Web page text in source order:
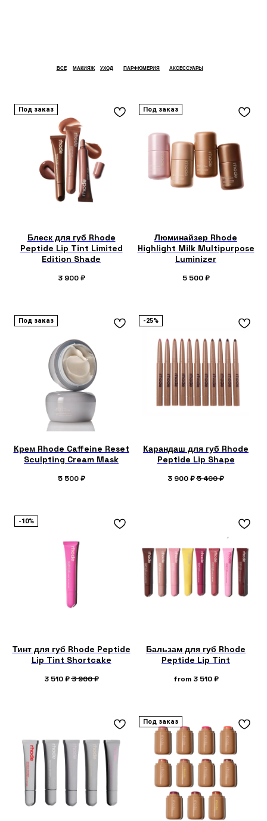
ВСЕ МАКИЯЖ УХОД ПАРФЮМЕРИЯ АКСЕССУАРЫ
Под заказ
Блеск для губ Rhode
Peptide Lip Tint Limited
Edition Shade
3 900 ₽
Под заказ
Люминайзер Rhode
Highlight Milk Multipurpose
Luminizer
5 500 ₽
Под заказ
Крем Rhode Caffeine Reset
Sculpting Cream Mask
5 500 ₽
-25%
Карандаш для губ Rhode
Peptide Lip Shape
3 900₽5 400₽
-10%
Тинт для губ Rhode Peptide
Lip Tint Shortcake
3 510 ₽3 900₽
Бальзам для губ Rhode
Peptide Lip Tint
from 3 510 ₽
Под заказ